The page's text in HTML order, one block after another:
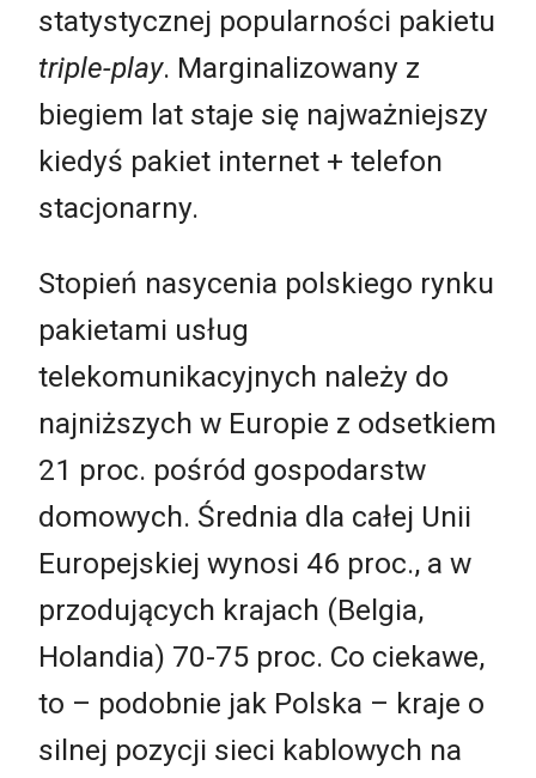
statystycznej popularności pakietu
triple-play. Marginalizowany z
biegiem lat staje się najważniejszy
kiedyś pakiet internet + telefon
stacjonarny.
Stopień nasycenia polskiego rynku
pakietami usług
telekomunikacyjnych należy do
najniższych w Europie z odsetkiem
21 proc. pośród gospodarstw
domowych. Średnia dla całej Unii
Europejskiej wynosi 46 proc., a w
przodujących krajach (Belgia,
Holandia) 70-75 proc. Co ciekawe,
to – podobnie jak Polska – kraje o
silnej pozycji sieci kablowych na